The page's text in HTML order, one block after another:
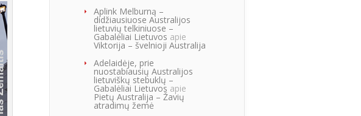
Aplink Melburną –
didžiausiuose Australijos
lietuvių telkiniuose –
Gabalėliai Lietuvos apie
Viktorija – švelnioji Australija
Adelaidėje, prie
nuostabiausių Australijos
lietuviškų stebuklų –
Gabalėliai Lietuvos apie
Pietų Australija – Žavių
atradimų žemė